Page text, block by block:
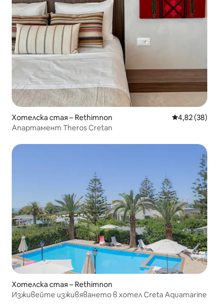
Хотелска стая – Rethimnon Средна
4,82 (38)
Апартамент Theros Cretan
Хотелска стая – Rethimnon
Изживейте изживяването в хотел Creta Aquamarine